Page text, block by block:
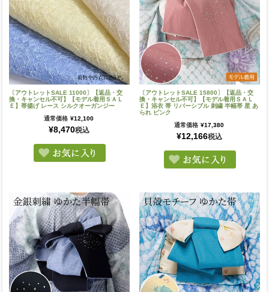
〔アウトレットSALE 11000〕【返品・交
換・キャンセル不可】【モデル着用ＳＡＬ
Ｅ】帯揚げ レース シルクオーガンジー
通常価格 ¥12,100
¥8,470税込
〔アウトレットSALE 15800〕【返品・交
換・キャンセル不可】【モデル着用ＳＡＬ
Ｅ】浴衣 帯 リバーシブル 刺繍 半幅帯 星 あ
られ ピンク
通常価格 ¥17,380
¥12,166税込